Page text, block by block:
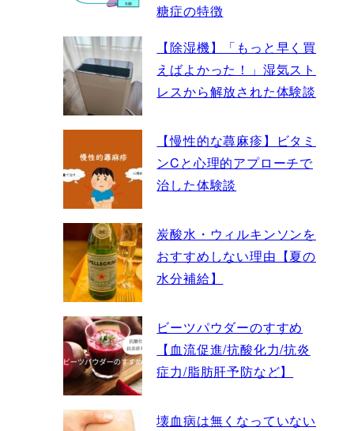
糖症の特徴
【除湿機】「もっと早く買
えばよかった！」湿気スト
レスから解放された体験談
【慢性的な蕁麻疹】ビタミ
ンCと心理的アプローチで
治した体験談
炭酸水・ウィルキンソンを
おすすめしない理由【夏の
水分補給】
ビーツパウダーのすすめ
【血流促進/抗酸化力/抗炎
症力/脂肪肝予防など】
壊血病は無くなっていない